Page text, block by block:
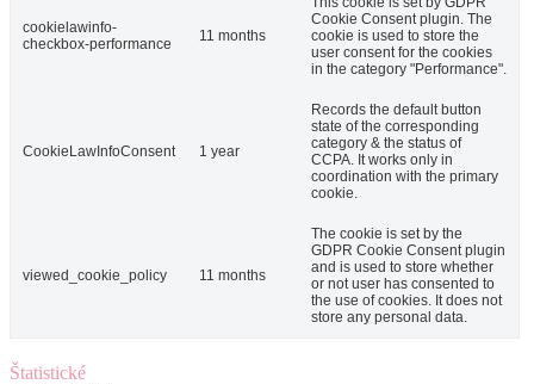
cookielawinfo-
checkbox-performance
11 months
Cookie Consent plugin. The
cookie is used to store the
user consent for the cookies
in the category "Performance".
CookieLawInfoConsent 1 year
Records the default button
state of the corresponding
category & the status of
CCPA. It works only in
coordination with the primary
cookie.
viewed_cookie_policy 11 months
The cookie is set by the
GDPR Cookie Consent plugin
and is used to store whether
or not user has consented to
the use of cookies. It does not
store any personal data.
Štatistické